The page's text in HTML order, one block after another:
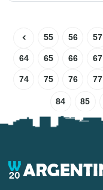
55 56 57
64 65 66 67
74 75 76 77
84 85